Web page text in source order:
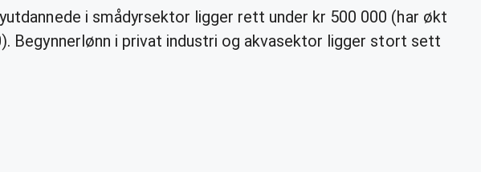
i smådyrsektor ligger rett under kr 500 000 (har økt
Begynnerlønn i privat industri og akvasektor ligger stort sett